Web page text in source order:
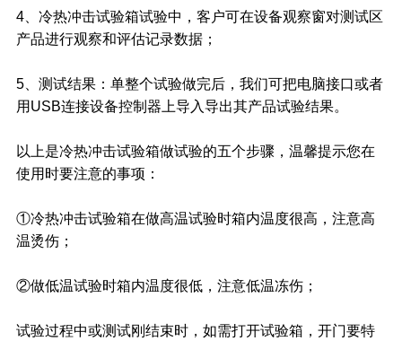
4、冷热冲击试验箱试验中，客户可在设备观察窗对测试区
产品进行观察和评估记录数据；
5、测试结果：单整个试验做完后，我们可把电脑接口或者
用USB连接设备控制器上导入导出其产品试验结果。
以上是冷热冲击试验箱做试验的五个步骤，温馨提示您在
使用时要注意的事项：
①冷热冲击试验箱在做高温试验时箱内温度很高，注意高
温烫伤；
②做低温试验时箱内温度很低，注意低温冻伤；
试验过程中或测试刚结束时，如需打开试验箱，开门要特